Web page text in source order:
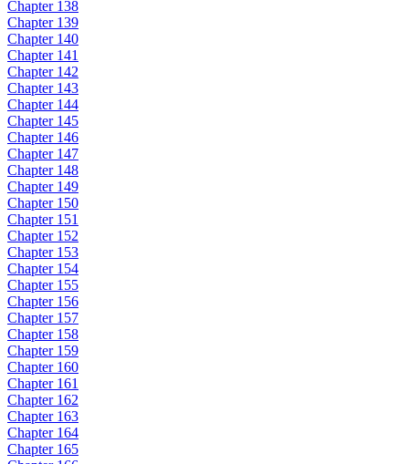
Chapter 138
Chapter 139
Chapter 140
Chapter 141
Chapter 142
Chapter 143
Chapter 144
Chapter 145
Chapter 146
Chapter 147
Chapter 148
Chapter 149
Chapter 150
Chapter 151
Chapter 152
Chapter 153
Chapter 154
Chapter 155
Chapter 156
Chapter 157
Chapter 158
Chapter 159
Chapter 160
Chapter 161
Chapter 162
Chapter 163
Chapter 164
Chapter 165